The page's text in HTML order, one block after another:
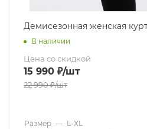
Демисезонная женская
В наличии
Цена со скидкой
15 990 ₽/шт
22 990₽/шт
Размер — L-XL